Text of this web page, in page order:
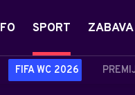
SPORT
FIFA WC 2026
ZABAVA